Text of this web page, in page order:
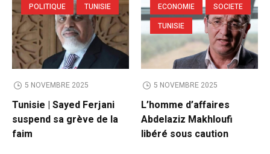
POLITIQUE TUNISIE
5 NOVEMBRE 2025
Tunisie | Sayed Ferjani
suspend sa grève de la
faim
ECONOMIE
SOCIETE
TUNISIE
5 NOVEMBRE 2025
L’homme d’affaires
Abdelaziz Makhloufi
libéré sous caution